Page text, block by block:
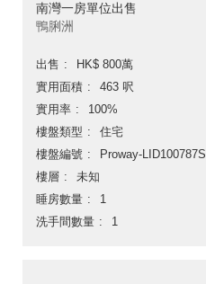
南灣一房單位出售
鴨脷洲
出售
HK$ 800萬
實用面積
463 呎
實用率
100%
樓盤類型
住宅
樓盤編號
Proway-LID100787S
樓層
未知
睡房數量
1
洗手間數量
1